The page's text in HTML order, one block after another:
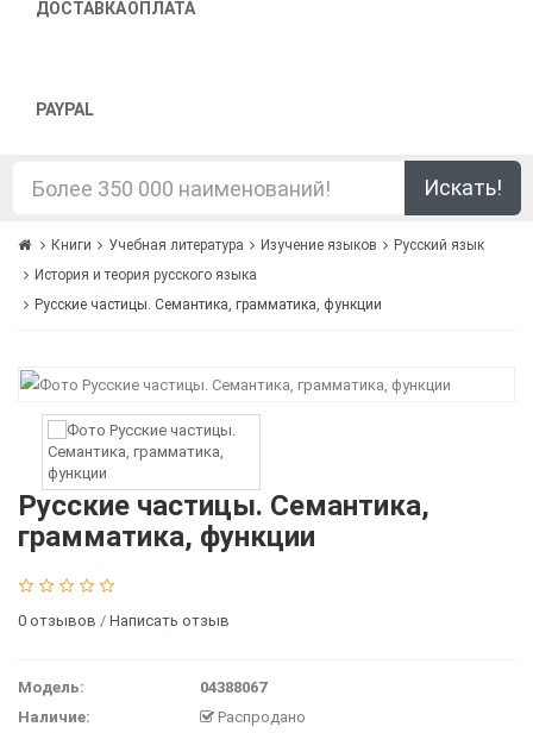
ДОСТАВКАОПЛАТА
PAYPAL
Искать!
Книги Учебная литература Изучение языков
Русский язык
История и теория русского языка
Русские частицы. Семантика, грамматика, функции
Русские частицы. Семантика,
грамматика, функции
0 отзывов / Написать отзыв
Модель:
04388067
Наличие:
Распродано